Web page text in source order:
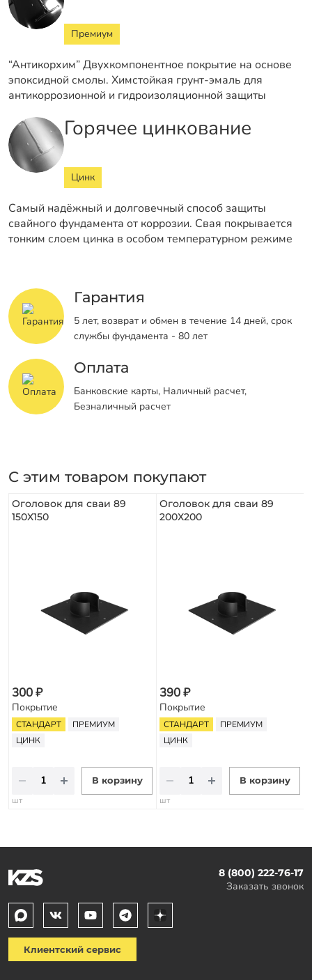
Премиум
“Антикорхим” Двухкомпонентное покрытие на основе
эпоксидной смолы. Химстойкая грунт-эмаль для
антикоррозионной и гидроизоляционной защиты
Горячее цинкование
Цинк
Самый надёжный и долговечный способ защиты
свайного фундамента от коррозии. Свая покрывается
тонким слоем цинка в особом температурном режиме
Гарантия
5 лет, возврат и обмен в течение 14 дней, срок
службы фундамента - 80 лет
Оплата
Банковские карты, Наличный расчет,
Безналичный расчет
С этим товаром покупают
Оголовок для сваи 89
150Х150
300 ₽
Покрытие
СТАНДАРТ
ПРЕМИУМ
ЦИНК
В корзину
шт
Оголовок для сваи 89
200Х200
390 ₽
Покрытие
СТАНДАРТ
ПРЕМИУМ
ЦИНК
В корзину
шт
8 (800) 222-76-17
Заказать звонок
Клиентский сервис